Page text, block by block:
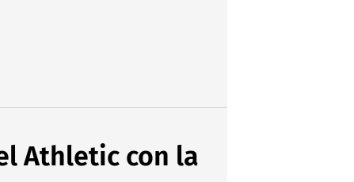
Athletic con la